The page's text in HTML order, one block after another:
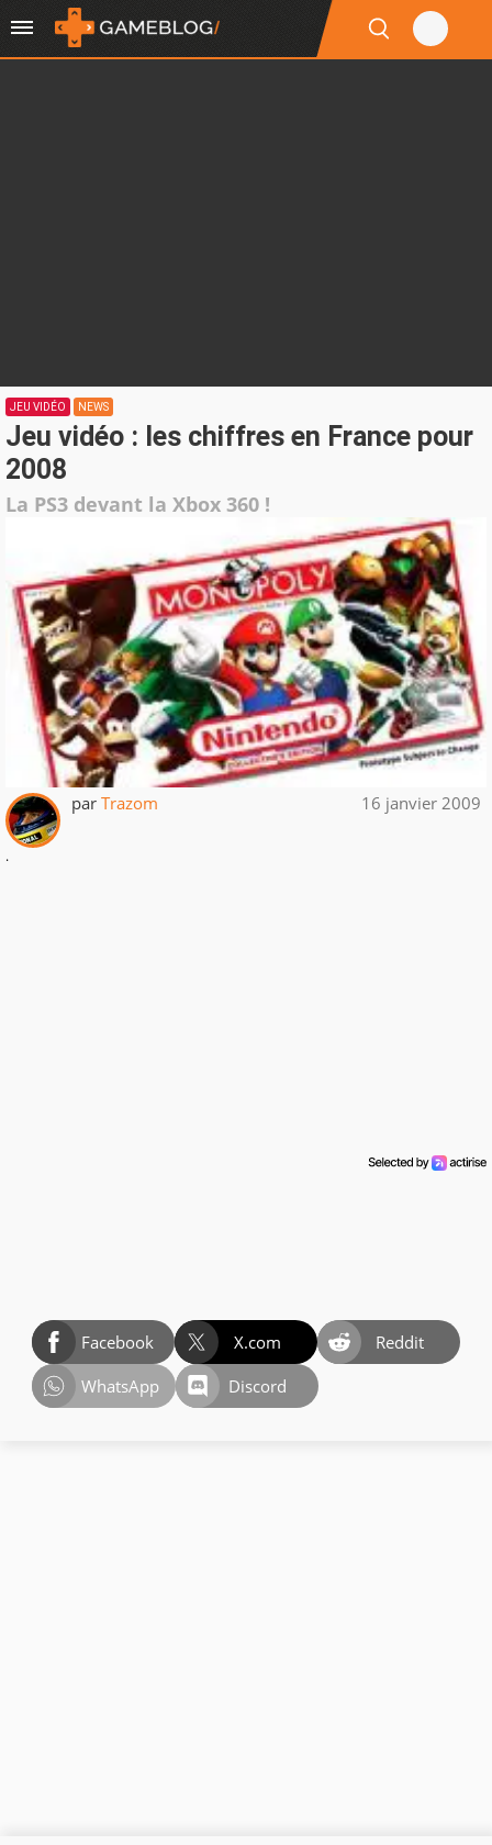
JEU VIDÉO NEWS
Jeu vidéo : les chiffres en France pour
2008
La PS3 devant la Xbox 360 !
par Trazom 16 janvier 2009
.
Facebook X.com
Reddit
WhatsApp
Discord